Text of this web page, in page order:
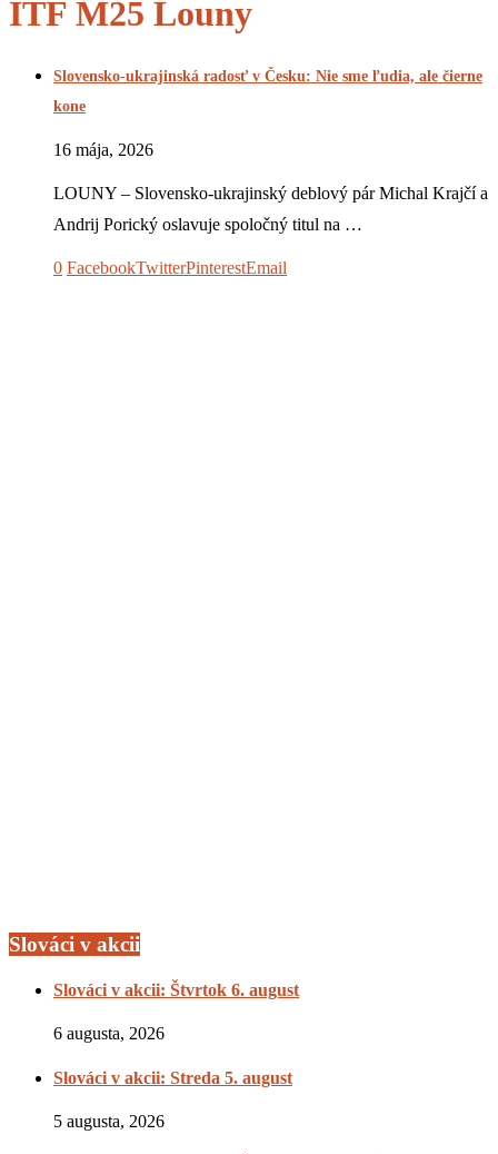
ITF M25 Louny
Slovensko-ukrajinská radosť v Česku: Nie sme ľudia, ale čierne
kone
16 mája, 2026
LOUNY – Slovensko-ukrajinský deblový pár Michal Krajčí a
Andrij Porický oslavuje spoločný titul na …
0 FacebookTwitterPinterestEmail
Slováci v akcii
Slováci v akcii: Štvrtok 6. august
6 augusta, 2026
Slováci v akcii: Streda 5. august
5 augusta, 2026